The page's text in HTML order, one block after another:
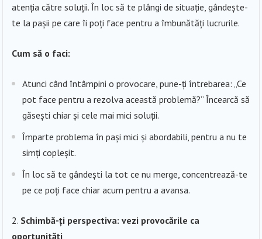
atenția către soluții. În loc să te plângi de situație, gândește-
te la pașii pe care îi poți face pentru a îmbunătăți lucrurile.
Cum să o faci:
Atunci când întâmpini o provocare, pune-ți întrebarea: „Ce
pot face pentru a rezolva această problemă?” Încearcă să
găsești chiar și cele mai mici soluții.
Împarte problema în pași mici și abordabili, pentru a nu te
simți copleșit.
În loc să te gândești la tot ce nu merge, concentrează-te
pe ce poți face chiar acum pentru a avansa.
Schimbă-ți perspectiva: vezi provocările ca
oportunități